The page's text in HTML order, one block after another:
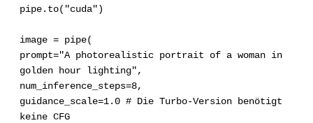
pipe.to("cuda")
image = pipe(
prompt="A photorealistic portrait of a woman in
golden hour lighting",
num_inference_steps=8,
guidance_scale=1.0 # Die Turbo-Version benötigt
keine CFG